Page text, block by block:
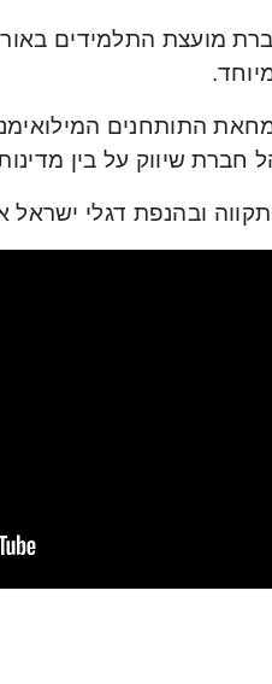
מועצת התלמידים
מחאת התותחנים
חברת שיווק על בין
ובהנפת דגלי ישראל